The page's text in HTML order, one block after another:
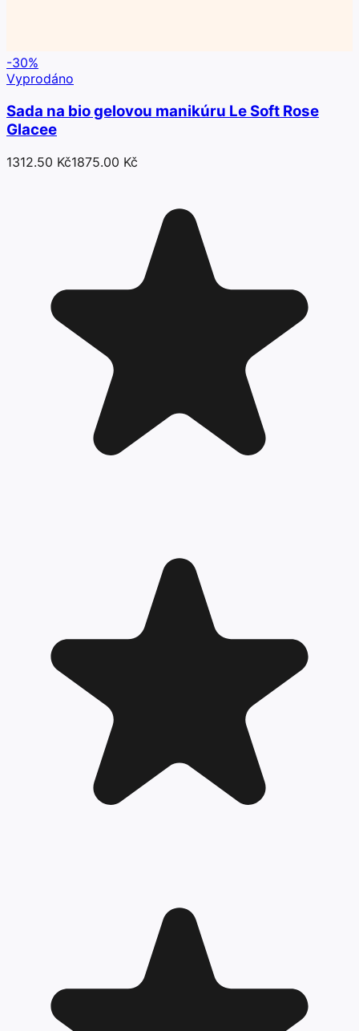
-30%
Vyprodáno
Sada na bio gelovou manikúru Le Soft Rose
Glacee
1312.50 Kč1875.00 Kč